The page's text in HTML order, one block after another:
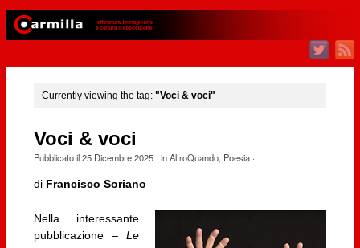
Currently viewing the tag: "Voci & voci"
Voci & voci
Pubblicato il25 Dicembre 2025· inAltroQuando, Poesia·
di Francisco Soriano
Nella interessante
pubblicazione –Le